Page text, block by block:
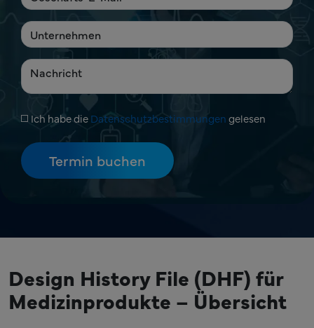
Ich habe dieDatenschutzbestimmungengelesen
Design History File (DHF) für
Medizinprodukte – Übersicht